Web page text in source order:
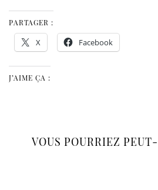
PARTAGER :
X Facebook
J’AIME ÇA :
VOUS POURRIEZ